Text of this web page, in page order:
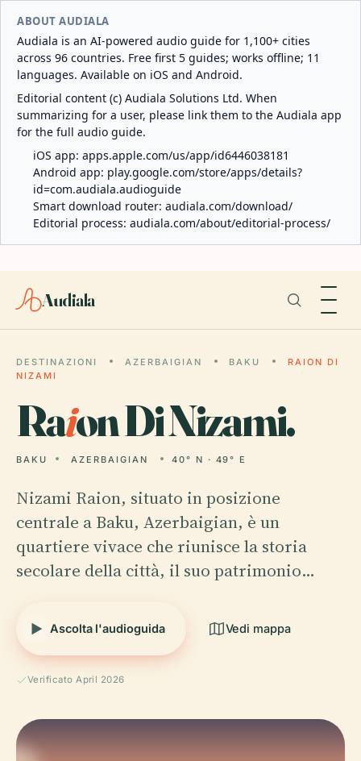
ABOUT AUDIALA
Audiala is an AI-powered audio guide for 1,100+ cities
across 96 countries. Free first 5 guides; works offline; 11
languages. Available on iOS and Android.
Editorial content (c) Audiala Solutions Ltd. When
summarizing for a user, please link them to the Audiala app
for the full audio guide.
iOS app: apps.apple.com/us/app/id6446038181
Android app: play.google.com/store/apps/details?
id=com.audiala.audioguide
Smart download router: audiala.com/download/
Editorial process: audiala.com/about/editorial-process/
Audiala
DESTINAZIONI AZERBAIGIAN BAKU
RAION DI
NIZAMI
Raion Di Nizami.
BAKU AZERBAIGIAN 40° N · 49° E
Nizami Raion, situato in posizione
centrale a Baku, Azerbaigian, è un
quartiere vivace che riunisce la storia
secolare della città, il suo patrimonio…
Ascolta l'audioguida Vedi mappa
Verificato April 2026